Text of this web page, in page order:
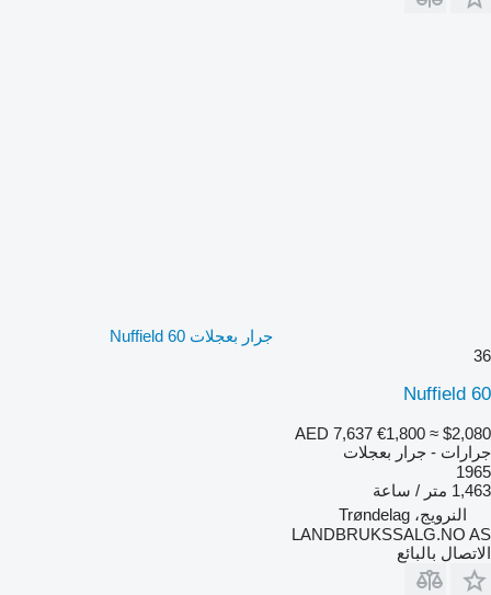
جرار بعجلات Nuffield 60
36
Nuffield 60
AED 7,637 €1,800 ≈ $2,080
جرارات - جرار بعجلات
1965
1,463 متر / ساعة
النرويج، Trøndelag
LANDBRUKSSALG.NO AS
الاتصال بالبائع